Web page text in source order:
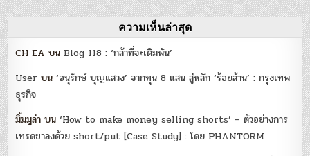
ความเห็นล่าสุด
CH EA บนBlog 118 : ‘กล้าที่จะเดิมพัน’
User บน‘อนุรักษ์ บุญแสวง’ จากทุน 8 แสน สู่หลัก ‘ร้อยล้าน’ : กรุงเทพ
ธุรกิจ
มิ้มมูล่า บน‘How to make money selling shorts’ – ตัวอย่างการ
เทรดขาลงด้วย short/put [Case Study] : โดย PHANTORM